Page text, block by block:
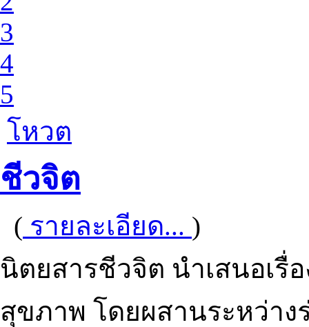
3
4
5
โหวต
ชีวจิต
( รายละเอียด... )
นิตยสารชีวจิต นำเสนอเรื่
สุขภาพ โดยผสานระหว่า